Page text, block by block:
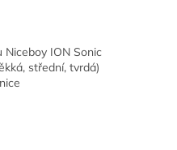
Niceboy ION Sonic
střední, tvrdá)